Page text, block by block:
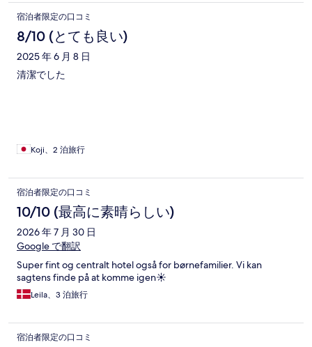
宿泊者限定の口コミ
8/10 (とても良い)
2025 年 6 月 8 日
清潔でした
Koji、2 泊旅行
宿泊者限定の口コミ
10/10 (最高に素晴らしい)
2026 年 7 月 30 日
Google で翻訳
Super fint og centralt hotel også for børnefamilier. Vi kan
sagtens finde på at komme igen☀️
Leila、3 泊旅行
宿泊者限定の口コミ